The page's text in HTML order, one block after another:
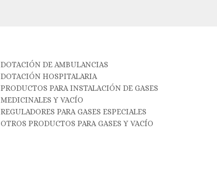
DOTACIÓN DE AMBULANCIAS
DOTACIÓN HOSPITALARIA
PRODUCTOS PARA INSTALACIÓN DE GASES
MEDICINALES Y VACÍO
REGULADORES PARA GASES ESPECIALES
OTROS PRODUCTOS PARA GASES Y VACÍO